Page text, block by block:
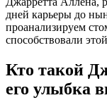
дней карьеры до
проанализируем
способствовали
Кто такой
его улыбка